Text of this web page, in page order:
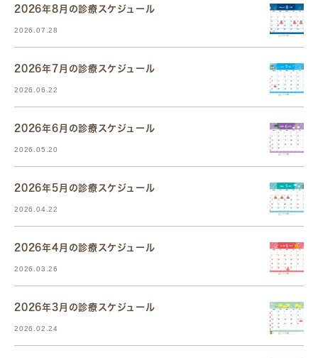
2026年8月の診療スケジュール
2026.07.28
2026年7月の診療スケジュール
2026.06.22
2026年6月の診療スケジュール
2026.05.20
2026年5月の診療スケジュール
2026.04.22
2026年4月の診療スケジュール
2026.03.26
2026年3月の診療スケジュール
2026.02.24